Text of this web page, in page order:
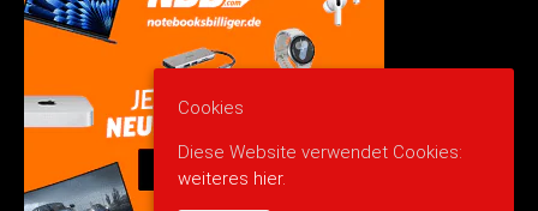
Cookies
Diese Website verwendet Cookies:
weiteres hier.